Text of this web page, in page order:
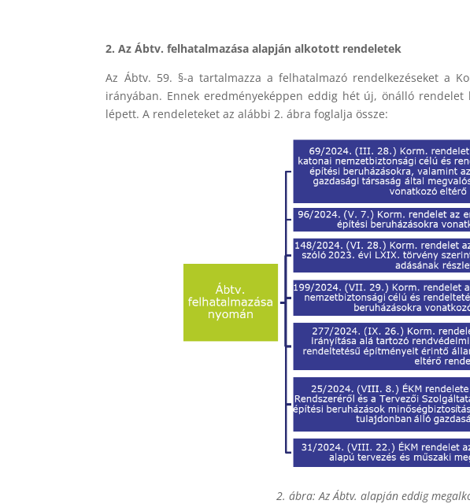
2. Az Ábtv. felhatalmazása alapján alkotott rendeletek
Az Ábtv. 59. §-a tartalmazza a felhatalmazó rendelkezéseket a
irányában. Ennek eredményeképpen eddig hét új, önálló
lépett. A rendeleteket az alábbi 2. ábra foglalja össze:
2. ábra: Az Ábtv. alapján eddig